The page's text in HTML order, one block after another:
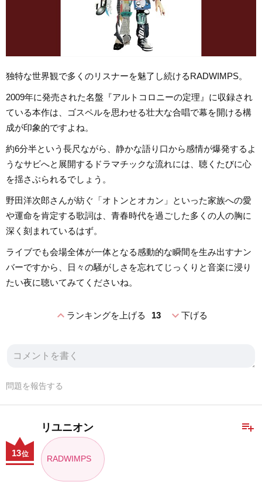
独特な世界観で多くのリスナーを魅了し続けるRADWIMPS。
2009年に発売された名盤『アルトコロニーの定理』に収録され
ている本作は、ゴスペルを思わせる壮大な合唱で幕を開ける構
成が印象的ですよね。
約6分半という長尺ながら、静かな語り口から感情が爆発するよ
うなサビへと展開するドラマチックな流れには、聴くたびに心
を揺さぶられるでしょう。
野田洋次郎さんが紡ぐ「オトンとオカン」といった家族への愛
や運命を肯定する歌詞は、青春時代を過ごした多くの人の胸に
深く刻まれているはず。
ライブでも会場全体が一体となる感動的な瞬間を生み出すナン
バーですから、日々の騒がしさを忘れてじっくりと音楽に浸り
たい夜に聴いてみてくださいね。
expand_lessランキングを上げる 13 expand_more下げる
問題を報告する
playlist_add
リユニオン
RADWIMPS
13位